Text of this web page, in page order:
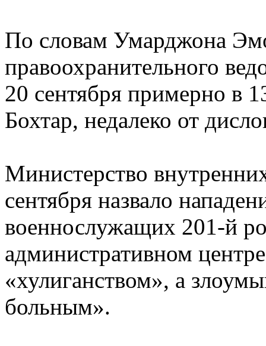
По словам Умарджона
правоохранительного
20 сентября примерно в
Бохтар, недалеко от
Министерство
сентября назвало
военнослужащих 201-й
административном
«хулиганством», а
больным».